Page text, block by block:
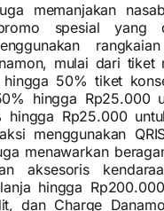
memanjakan
spesial yang
mulai dari tiket
hingga 50% tiket
hingga Rp25.000
hingga Rp25.000
menggunakan
menawarkan
aksesoris
hingga
dan Charge